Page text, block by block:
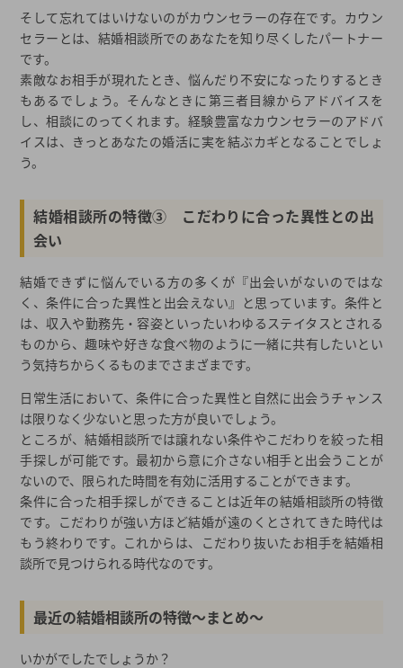
そして忘れてはいけないのがカウンセラーの存在です。カウン
セラーとは、結婚相談所でのあなたを知り尽くしたパートナー
です。
素敵なお相手が現れたとき、悩んだり不安になったりするとき
もあるでしょう。そんなときに第三者目線からアドバイスを
し、相談にのってくれます。経験豊富なカウンセラーのアドバ
イスは、きっとあなたの婚活に実を結ぶカギとなることでしょ
う。
結婚相談所の特徴③ こだわりに合った異性との出
会い
結婚できずに悩んでいる方の多くが『出会いがないのではな
く、条件に合った異性と出会えない』と思っています。条件と
は、収入や勤務先・容姿といったいわゆるステイタスとされる
ものから、趣味や好きな食べ物のように一緒に共有したいとい
う気持ちからくるものまでさまざまです。
日常生活において、条件に合った異性と自然に出会うチャンス
は限りなく少ないと思った方が良いでしょう。
ところが、結婚相談所では譲れない条件やこだわりを絞った相
手探しが可能です。最初から意に介さない相手と出会うことが
ないので、限られた時間を有効に活用することができます。
条件に合った相手探しができることは近年の結婚相談所の特徴
です。こだわりが強い方ほど結婚が遠のくとされてきた時代は
もう終わりです。これからは、こだわり抜いたお相手を結婚相
談所で見つけられる時代なのです。
最近の結婚相談所の特徴～まとめ～
いかがでしたでしょうか？